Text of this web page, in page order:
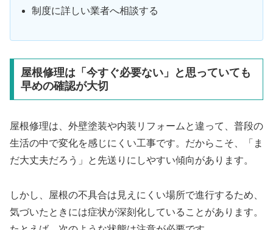
制度に詳しい業者へ相談する
屋根修理は「今すぐ必要ない」と思っていても
早めの確認が大切
屋根修理は、外壁塗装や内装リフォームと違って、普段の
生活の中で変化を感じにくい工事です。だからこそ、「ま
だ大丈夫だろう」と先送りにしやすい傾向があります。
しかし、屋根の不具合は見えにくい場所で進行するため、
気づいたときには症状が深刻化していることがあります。